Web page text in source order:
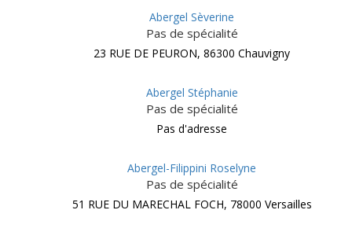
Abergel Sèverine
Pas de spécialité
23 RUE DE PEURON, 86300 Chauvigny
Abergel Stéphanie
Pas de spécialité
Pas d'adresse
Abergel-Filippini Roselyne
Pas de spécialité
51 RUE DU MARECHAL FOCH, 78000 Versailles